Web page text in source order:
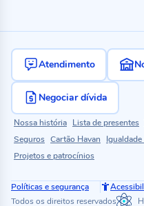
Atendimento
Negociar dívida
Nossa história Lista de presentes
Seguros Cartão Havan Igualdade
Projetos e patrocínios
Políticas e segurança
Todos os direitos reservados